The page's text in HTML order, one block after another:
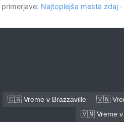
Najtoplejša mesta zdaj ·
🇨🇬 Vreme v Brazzaville 🇻🇳
🇻🇳 Vreme v